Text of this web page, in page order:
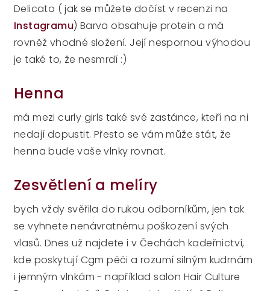
Delicato ( jak se můžete dočíst v recenzi na
Instagramu) Barva obsahuje protein a má
rovněž vhodné složení. Její nespornou výhodou
je také to, že nesmrdí :)
Henna
má mezi curly girls také své zastánce, kteří na ni
nedají dopustit. Přesto se vám může stát, že
henna bude vaše vlnky rovnat.
Zesvětlení a melíry
bych vždy svěřila do rukou odborníkům, jen tak
se vyhnete nenávratnému poškození svých
vlasů. Dnes už najdete i v Čechách kadeřnictví,
kde poskytují Cgm péči a rozumí silným kudrnám
i jemným vlnkám - například salon Hair Culture